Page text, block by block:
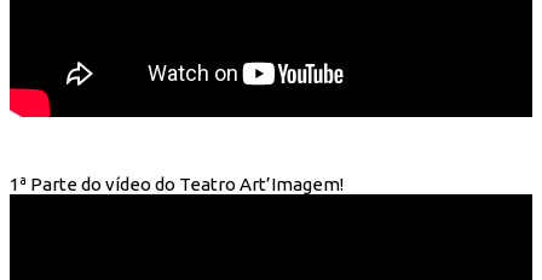
1ª Parte do vídeo do Teatro Art’Imagem!